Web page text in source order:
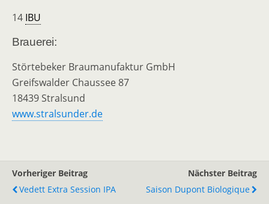
14 IBU
Brauerei:
Störtebeker Braumanufaktur GmbH
Greifswalder Chaussee 87
18439 Stralsund
www.stralsunder.de
Vorheriger Beitrag
Vedett Extra Session IPA
Nächster Beitrag
Saison Dupont Biologique